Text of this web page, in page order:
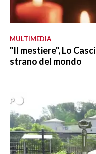
MULTIMEDIA
"Il mestiere", Lo
strano del mondo